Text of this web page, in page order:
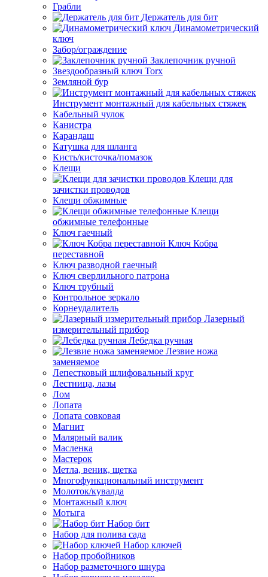
Грабли
Держатель для бит
Динамометрический
ключ
Забор/ограждение
Заклепочник ручной
Звездообразный ключ Torx
Земляной бур
Инструмент монтажный для кабельных стяжек
Кабельный чулок
Канистра
Карандаш
Катушка для шланга
Кисть/кисточка/помазок
Клещи
Клещи для
зачистки проводов
Клещи обжимные
Клещи
обжимные телефонные
Ключ гаечный
Ключ Кобра
переставной
Ключ разводной гаечный
Ключ сверлильного патрона
Ключ трубный
Контрольное зеркало
Корнеудалитель
Лазерный
измерительный прибор
Лебедка ручная
Лезвие ножа
заменяемое
Лепестковый шлифовальный круг
Лестница, лазы
Лом
Лопата
Лопата совковая
Магнит
Малярный валик
Масленка
Мастерок
Метла, веник, щетка
Многофункциональный инструмент
Молоток/кувалда
Монтажный ключ
Мотыга
Набор бит
Набор для полива сада
Набор ключей
Набор пробойников
Набор разметочного шнура